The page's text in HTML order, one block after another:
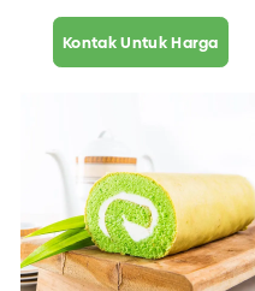
Kontak Untuk Harga